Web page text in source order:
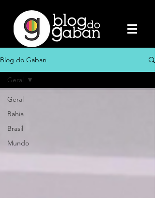
Blog do Gaban
Geral
Bahia
Brasil
Mundo
Geral